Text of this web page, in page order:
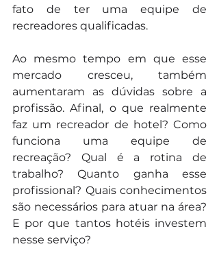
fato de ter uma equipe de
recreadores qualificadas.
Ao mesmo tempo em que esse
mercado cresceu, também
aumentaram as dúvidas sobre a
profissão. Afinal, o que realmente
faz um recreador de hotel? Como
funciona uma equipe de
recreação? Qual é a rotina de
trabalho? Quanto ganha esse
profissional? Quais conhecimentos
são necessários para atuar na área?
E por que tantos hotéis investem
nesse serviço?